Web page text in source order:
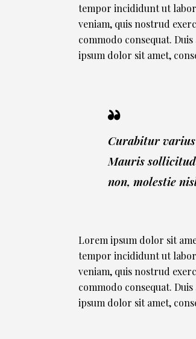
tempor incididunt ut
veniam, quis nostrud
commodo consequat.
ipsum dolor sit amet,
Curabitur varius
Mauris
non, molestie
Lorem ipsum dolor sit
tempor incididunt ut
veniam, quis nostrud
commodo consequat.
ipsum dolor sit amet,